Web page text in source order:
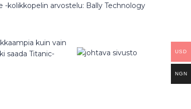
-kolikkopelin arvostelu: Bally Technology
kuin vain
saada Titanic-
USD
NGN